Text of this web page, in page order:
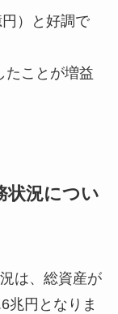
）と好調で
たことが増益
状況につい
は、総資産が
兆円となりま